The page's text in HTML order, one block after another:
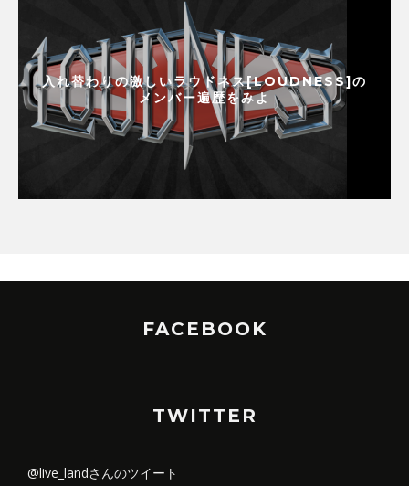
入れ替わりの激しいラウドネス[LOUDNESS]の
メンバー遍歴をみよ
FACEBOOK
TWITTER
@live_landさんのツイート